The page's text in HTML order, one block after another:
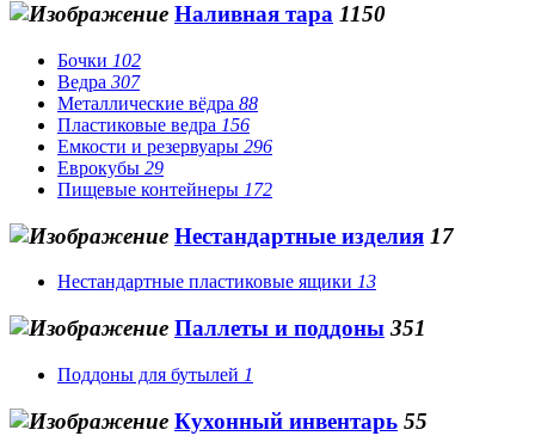
Наливная тара 1150
Бочки 102
Ведра 307
Металлические вёдра 88
Пластиковые ведра 156
Емкости и резервуары 296
Еврокубы 29
Пищевые контейнеры 172
Нестандартные изделия 17
Нестандартные пластиковые ящики 13
Паллеты и поддоны 351
Поддоны для бутылей 1
Кухонный инвентарь 55